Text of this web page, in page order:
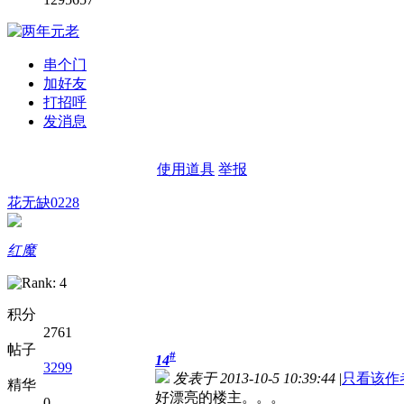
串个门
加好友
打招呼
发消息
使用道具 举报
花无缺0228
红魔
积分
2761
帖子
3299
精华
14#
发表于 2013-10-5 10:39:44 |只看该作
好漂亮的楼主。。。